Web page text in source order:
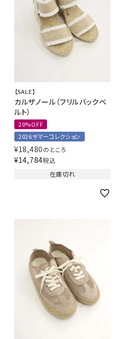
【SALE】
カルザノール（フリルバックベ
ルト）
20%OFF
2026サマーコレクション
¥18,480のところ
¥14,784税込
在庫切れ